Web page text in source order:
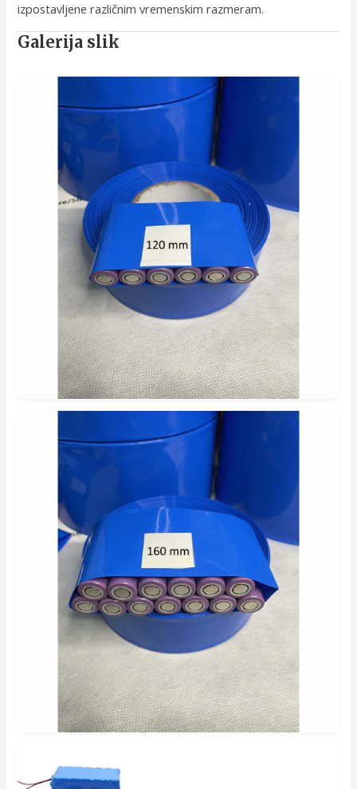
izpostavljene različnim vremenskim razmeram.
Galerija slik